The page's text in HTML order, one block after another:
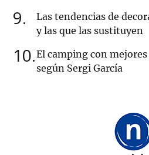
9
Las tendencias de
y las que las sustituyen
10 El camping con
según Sergi García